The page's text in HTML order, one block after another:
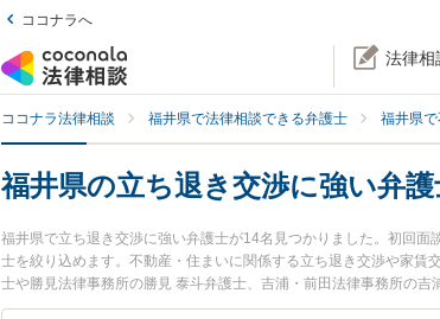
ココナラへ
法律相
ココナラ法律相談 福井県で法律相談できる弁護士 福井県
福井県の立ち退き交渉に強い弁護
福井県で立ち退き交渉に強い弁護士が14名見つかりました。初回
士を絞り込めます。不動産・住まいに関係する立ち退き交渉や家
士や勝見法律事務所の勝見 泰斗弁護士、吉浦・前田法律事務所の
した立ち退き交渉のトラブルを今すぐに弁護士に相談したい』『